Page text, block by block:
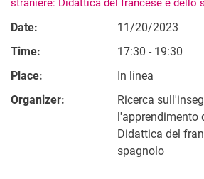
straniere: Didattica del francese e dello
Date:
11/20/2023
Time:
17:30 - 19:30
Place:
In linea
Organizer:
Ricerca
l'apprendimento
Didattica del
spagnolo